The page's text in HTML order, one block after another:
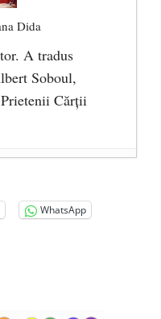
Dida
A tradus
Soboul,
Cărţii
uman, ca
- 8 octombrie
la înființare
WhatsApp